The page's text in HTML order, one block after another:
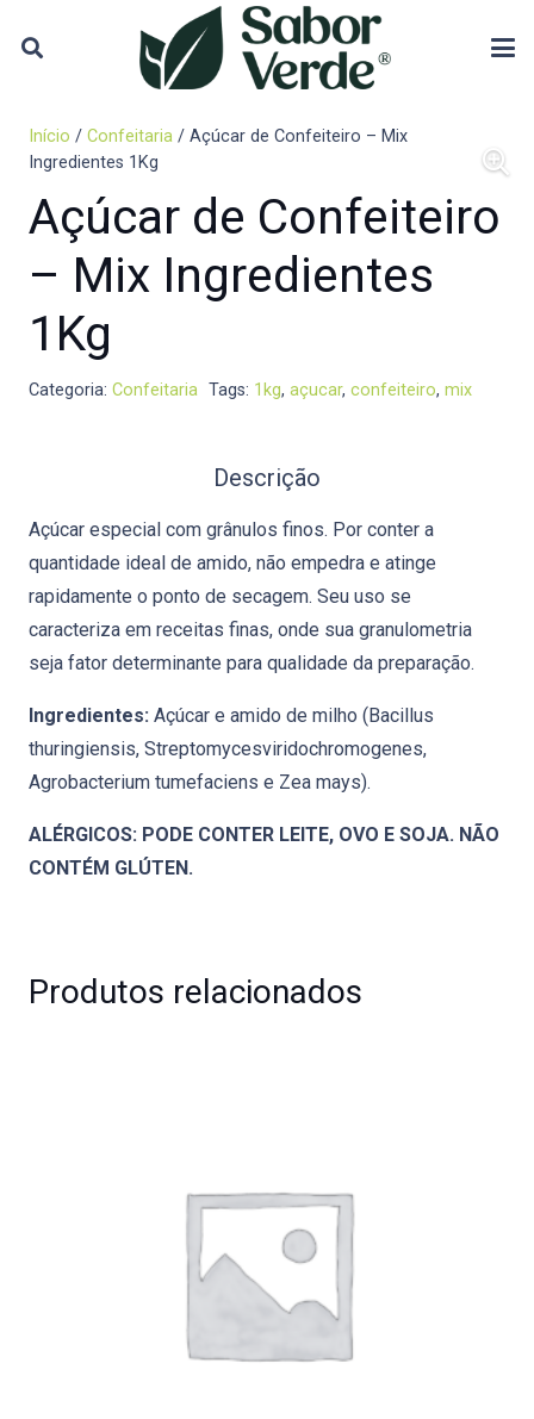
Início / Confeitaria / Açúcar de Confeiteiro – Mix
Ingredientes 1Kg
Açúcar de Confeiteiro
– Mix Ingredientes
1Kg
Categoria: Confeitaria Tags: 1kg, açucar, confeiteiro, mix
Descrição
Açúcar especial com grânulos finos. Por conter a
quantidade ideal de amido, não empedra e atinge
rapidamente o ponto de secagem. Seu uso se
caracteriza em receitas finas, onde sua granulometria
seja fator determinante para qualidade da preparação.
Ingredientes: Açúcar e amido de milho (Bacillus
thuringiensis, Streptomycesviridochromogenes,
Agrobacterium tumefaciens e Zea mays).
ALÉRGICOS: PODE CONTER LEITE, OVO E SOJA. NÃO
CONTÉM GLÚTEN.
Produtos relacionados